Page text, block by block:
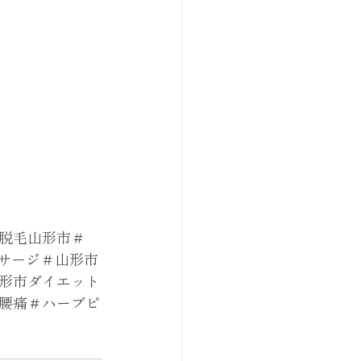
毛山形市＃
ージ＃山形市
市ダイエット
痛＃ハーブピ